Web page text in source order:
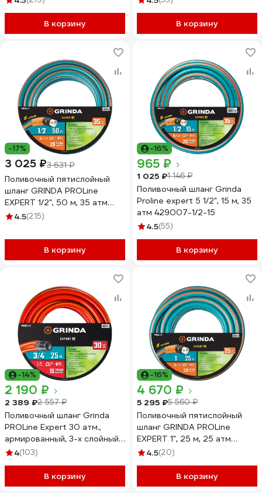
В корзину В корзину
-17%
3 025 ₽3 631 ₽
Поливочный пятислойный
шланг GRINDA PROLine
EXPERT 1/2", 50 м, 35 атм
429007-1/2-50
4.5(215)
В корзину
-16%
965 ₽
1 025 ₽1 146 ₽
Поливочный шланг Grinda
Proline expert 5 1/2", 15 м, 35
атм 429007-1/2-15
4.5(55)
В корзину
-14%
2 190 ₽
2 389 ₽2 557 ₽
Поливочный шланг Grinda
PROLine Expert 30 атм.,
армированный, 3-х слойный,
3/4х25м 8-429005-3/4-
4(103)
В корзину
-16%
4 670 ₽
5 295 ₽5 560 ₽
Поливочный пятислойный
шланг GRINDA PROLine
EXPERT 1", 25 м, 25 атм
429007-1-25
4.5(20)
В корзину